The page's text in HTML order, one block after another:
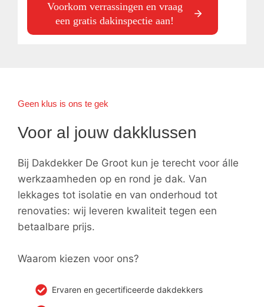
Voorkom verrassingen en vraag
een gratis dakinspectie aan!
Geen klus is ons te gek
Voor al jouw dakklussen
Bij Dakdekker De Groot kun je terecht voor álle
werkzaamheden op en rond je dak. Van
lekkages tot isolatie en van onderhoud tot
renovaties: wij leveren kwaliteit tegen een
betaalbare prijs.
Waarom kiezen voor ons?
Ervaren en gecertificeerde dakdekkers